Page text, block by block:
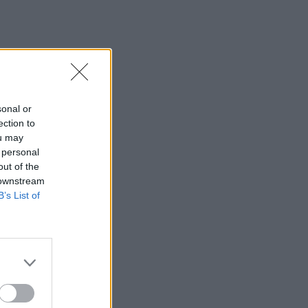
or
to
may
of the
List of